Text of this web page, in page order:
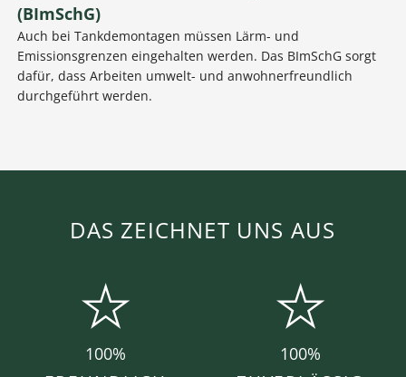
(BImSchG)
Auch bei Tankdemontagen müssen Lärm- und
Emissionsgrenzen eingehalten werden. Das BImSchG sorgt
dafür, dass Arbeiten umwelt- und anwohnerfreundlich
durchgeführt werden.
DAS ZEICHNET UNS AUS
100% 100%